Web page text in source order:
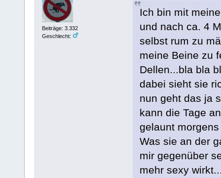
Beiträge: 3.332
Geschlecht:
Ich bin mit
und nach ca. 4
selbst rum zu
meine Beine zu
Dellen...bla bla
dabei sieht sie
nun geht das ja
kann die Tage
gelaunt
Was sie an der
mir gegenüber
mehr sexy